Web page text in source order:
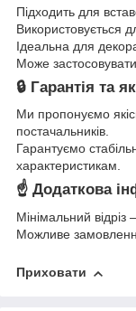
Підходить для
Використовується
Ідеальна для
Може
🔒 Гарантія та
Ми пропонуємо
постачальників.
Гарантуємо
характеристикам.
☝ Додаткова
Мінімальний
Можливе
Приховати